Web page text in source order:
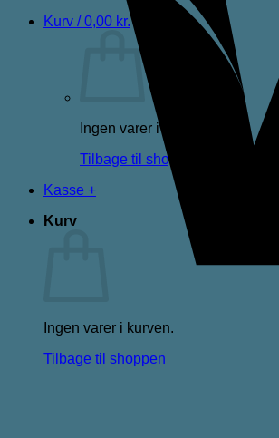
Kurv /0,00 kr.
Ingen varer i kurven.
Tilbage til shoppen
Kasse +
Kurv
Ingen varer i kurven.
Tilbage til shoppen